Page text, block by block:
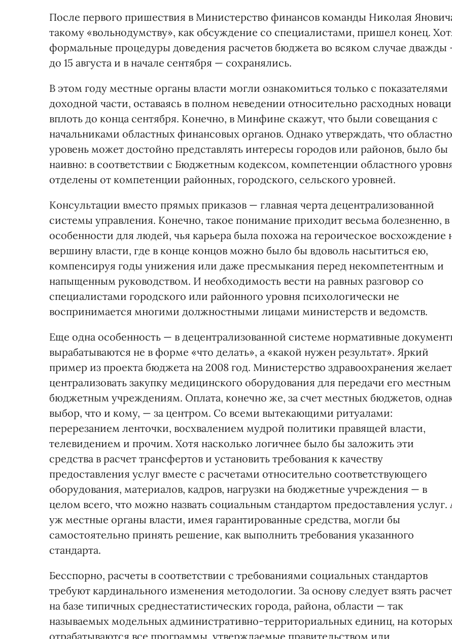
После первого пришествия в Министерство финансов команды Николая
такому «вольнодумству», как обсуждение со специалистами, пришел конец.
формальные процедуры доведения расчетов бюджета во всяком случае дважды
до 15 августа и в начале сентября — сохранялись.
В этом году местные органы власти могли ознакомиться только с показателями
доходной части, оставаясь в полном неведении относительно расходных
вплоть до конца сентября. Конечно, в Минфине скажут, что были совещания с
начальниками областных финансовых органов. Однако утверждать, что
уровень может достойно представлять интересы городов или районов, было бы
наивно: в соответствии с Бюджетным кодексом, компетенции областного
отделены от компетенции районных, городского, сельского уровней.
Консультации вместо прямых приказов — главная черта децентрализованной
системы управления. Конечно, такое понимание приходит весьма болезненно, в
особенности для людей, чья карьера была похожа на героическое восхождение
вершину власти, где в конце концов можно было бы вдоволь насытиться ею,
компенсируя годы унижения или даже пресмыкания перед некомпетентным и
напыщенным руководством. И необходимость вести на равных разговор со
специалистами городского или районного уровня психологически не
воспринимается многими должностными лицами министерств и ведомств.
Еще одна особенность — в децентрализованной системе нормативные
вырабатываются не в форме «что делать», а «какой нужен результат». Яркий
пример из проекта бюджета на 2008 год. Министерство здравоохранения желает
централизовать закупку медицинского оборудования для передачи его местным
бюджетным учреждениям. Оплата, конечно же, за счет местных бюджетов,
выбор, что и кому, — за центром. Со всеми вытекающими ритуалами:
перерезанием ленточки, восхвалением мудрой политики правящей власти,
телевидением и прочим. Хотя насколько логичнее было бы заложить эти
средства в расчет трансфертов и установить требования к качеству
предоставления услуг вместе с расчетами относительно соответствующего
оборудования, материалов, кадров, нагрузки на бюджетные учреждения — в
целом всего, что можно назвать социальным стандартом предоставления услуг.
уж местные органы власти, имея гарантированные средства, могли бы
самостоятельно принять решение, как выполнить требования указанного
стандарта.
Бесспорно, расчеты в соответствии с требованиями социальных стандартов
требуют кардинального изменения методологии. За основу следует взять
на базе типичных среднестатистических города, района, области — так
называемых модельных административно-территориальных единиц, на
отрабатываются все программы, утверждаемые правительством или